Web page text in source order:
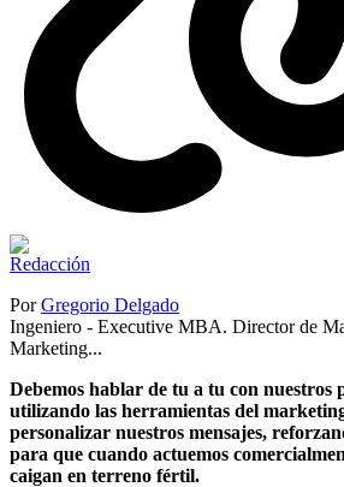
PorGregorio Delgado
Ingeniero - Executive MBA. Director de
Marketing...
Debemos hablar de tu a tu con nuestros
utilizando las herramientas del
personalizar nuestros mensajes,
para que cuando actuemos
caigan en terreno fértil.